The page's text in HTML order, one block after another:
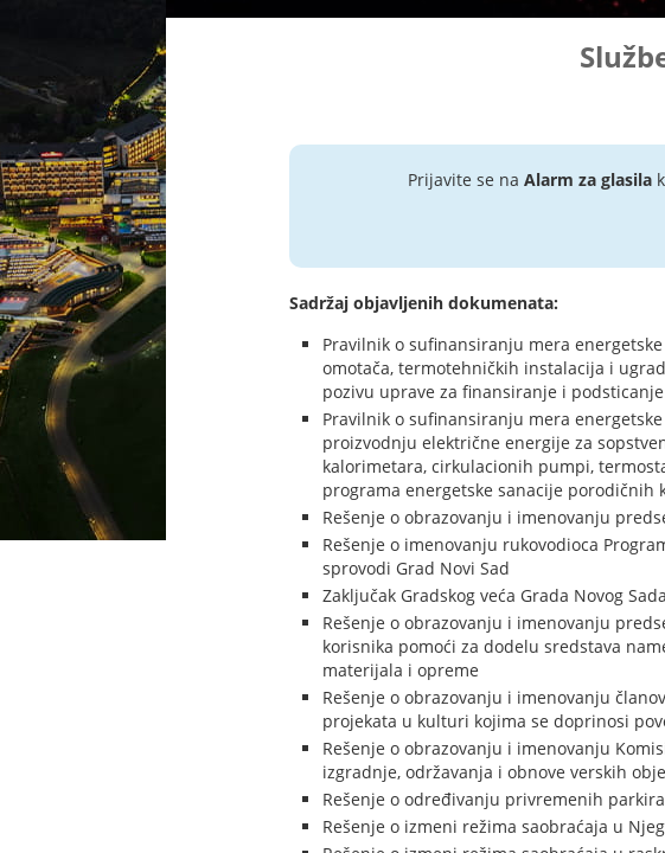
Prijavite se na Alarm za glasila
Sadržaj objavljenih dokumenata:
Pravilnik o sufinansiranju mera
omotača, termotehničkih instalacija i
pozivu uprave za finansiranje i
Pravilnik o sufinansiranju mera
proizvodnju električne energije za
kalorimetara, cirkulacionih pumpi,
programa energetske sanacije porodičnih
Rešenje o obrazovanju i imenovanju
Rešenje o imenovanju rukovodioca
sprovodi Grad Novi Sad
Zaključak Gradskog veća Grada Novog
Rešenje o obrazovanju i imenovanju
korisnika pomoći za dodelu sredstava
materijala i opreme
Rešenje o obrazovanju i imenovanju
projekata u kulturi kojima se doprinosi
Rešenje o obrazovanju i imenovanju
izgradnje, održavanja i obnove verskih
Rešenje o određivanju privremenih
Rešenje o izmeni režima saobraćaja u